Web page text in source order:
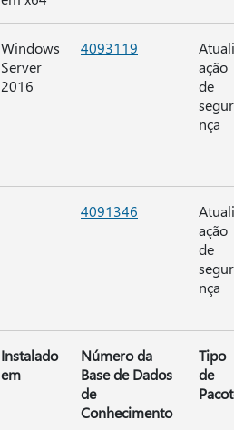
Windows
Server
2016
4093119
ação
de
nça
4091346
ação
de
nça
Instalado
em
Número da
Base de Dados
de
Conhecimento
Tipo
de